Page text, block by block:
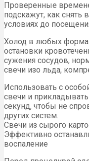
Проверенные
подскажут, как
условиях до
Холод в любых
остановки
сужения сосудов,
свечи изо льда,
Использовать с
свечи и
секунд, чтобы не
других систем.
Свечи из сырого
Эффективно
воспаление